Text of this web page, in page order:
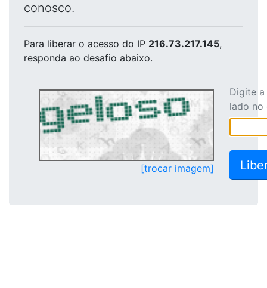
conosco.
Para liberar o acesso do IP 216.73.217.145,
responda ao desafio abaixo.
[trocar imagem]
Digite
lado no